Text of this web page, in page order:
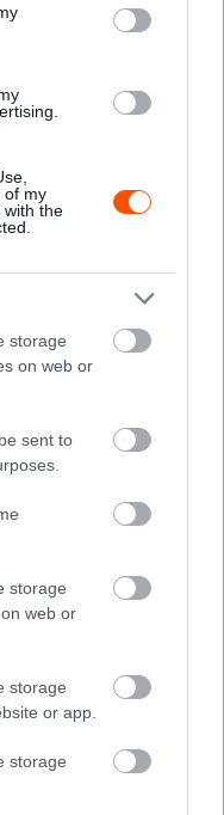
of my
with the
storage
on web or
sent to
storage
web or
storage
or app.
storage
tört, 6-szor
híressé vált
Emerson
(videó)